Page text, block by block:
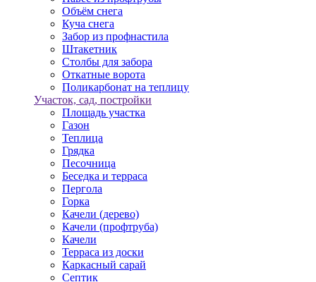
Объём снега
Куча снега
Забор из профнастила
Штакетник
Столбы для забора
Откатные ворота
Поликарбонат на теплицу
Участок, сад, постройки
Площадь участка
Газон
Теплица
Грядка
Песочница
Беседка и терраса
Пергола
Горка
Качели (дерево)
Качели (профтруба)
Качели
Терраса из доски
Каркасный сарай
Септик